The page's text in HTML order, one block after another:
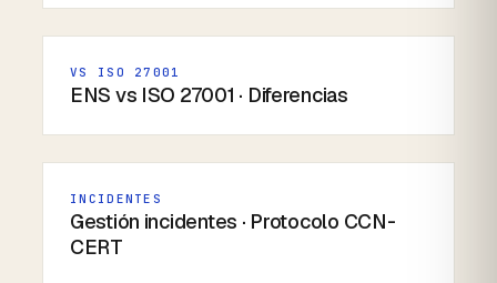
VS ISO 27001
ENS vs ISO 27001 · Diferencias
INCIDENTES
Gestión incidentes · Protocolo CCN-
CERT